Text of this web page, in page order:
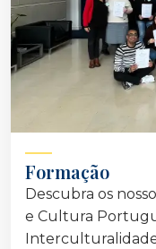
Formação
Descubra os
e Cultura